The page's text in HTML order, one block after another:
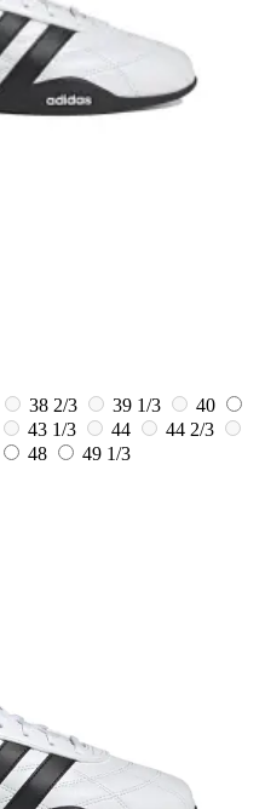
38 2/3 39 1/3
40
43 1/3 44
44 2/3
48
49 1/3